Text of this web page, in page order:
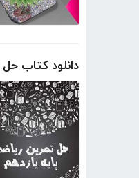
دانلود کتاب حل